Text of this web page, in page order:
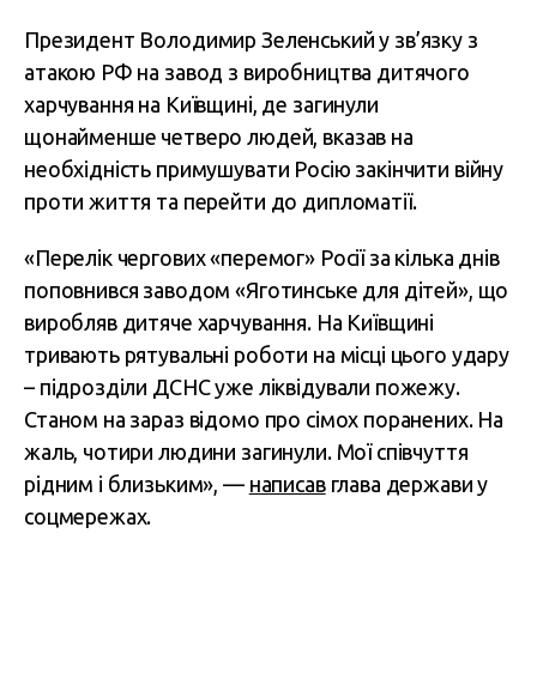
Президент Володимир Зеленський у зв’язку з
атакою РФ на завод з виробництва дитячого
харчування на Київщині, де загинули
щонайменше четверо людей, вказав на
необхідність примушувати Росію закінчити війну
проти життя та перейти до дипломатії.
«Перелік чергових «перемог» Росії за кілька днів
поповнився заводом «Яготинське для дітей», що
виробляв дитяче харчування. На Київщині
тривають рятувальні роботи на місці цього удару
– підрозділи ДСНС уже ліквідували пожежу.
Станом на зараз відомо про сімох поранених. На
жаль, чотири людини загинули. Мої співчуття
рідним і близьким», — написавглава держави у
соцмережах.